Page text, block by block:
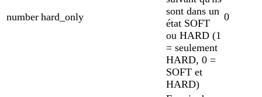
number hard_only
sont dans un
état SOFT
ou HARD (1
= seulement
HARD, 0 =
SOFT et
HARD)
0